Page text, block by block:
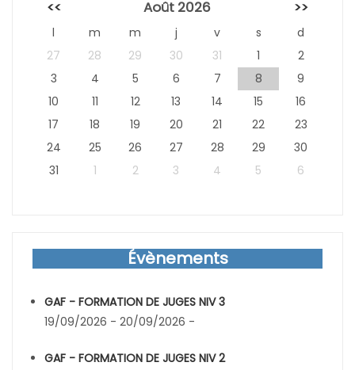
<< Août 2026 >>
l m m j v s
d
27
28 29 30 31 1
2
3
4 5 6 7 8
9
10
11 12 13 14 15
16
17
18 19 20 21 22
23
24
25 26 27 28 29
30
31
1 2 3 4 5 6
Évènements
GAF - FORMATION DE JUGES NIV 3
19/09/2026 - 20/09/2026 -
GAF - FORMATION DE JUGES NIV 2